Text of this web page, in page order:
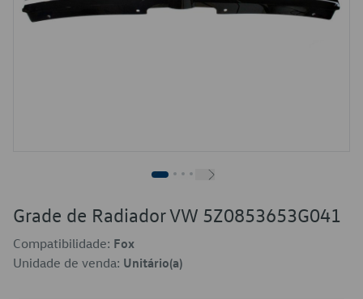
Grade de Radiador VW 5Z0853653G041
Compatibilidade: Fox
Unidade de venda: Unitário(a)